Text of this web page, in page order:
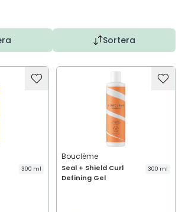
Sortera
300 ml
Bouclème
Seal + Shield Curl
Defining Gel
300 ml